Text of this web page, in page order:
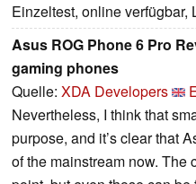
Einzeltest, online verfügbar,
Asus ROG Phone 6 Pro
gaming phones
Quelle: XDA Developers
Nevertheless, I think that
purpose, and it’s clear that
of the mainstream now. The